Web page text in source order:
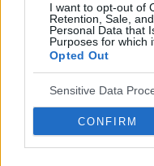
I want to opt-out of
Retention, Sale,
Personal Data that
Purposes for which
Opted Out
Sensitive Data
CONFIRM
POWIĄZANE
Forum:
ChAD